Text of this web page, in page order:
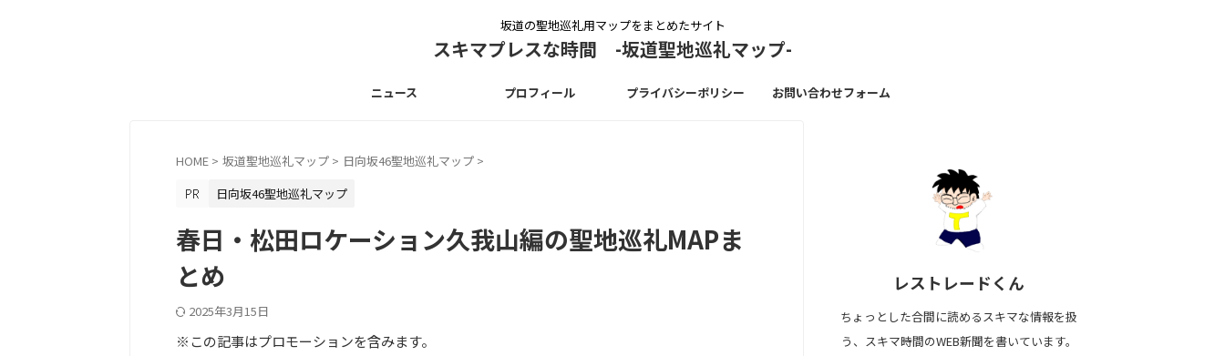
坂道の聖地巡礼用マップをまとめたサイト
スキマプレスな時間 -坂道聖地巡礼マップ-
ニュース プロフィール プライバシーポリシー お問い合わせフォーム
HOME > 坂道聖地巡礼マップ > 日向坂46聖地巡礼マップ >
日向坂46聖地巡礼マップ
春日・松田ロケーション久我山編の聖地巡礼MAPま
とめ
2025年3月15日
※この記事はプロモーションを含みます。
レストレードくん
ちょっとした合間に読めるスキマな情報を扱
う、スキマ時間のWEB新聞を書いています。